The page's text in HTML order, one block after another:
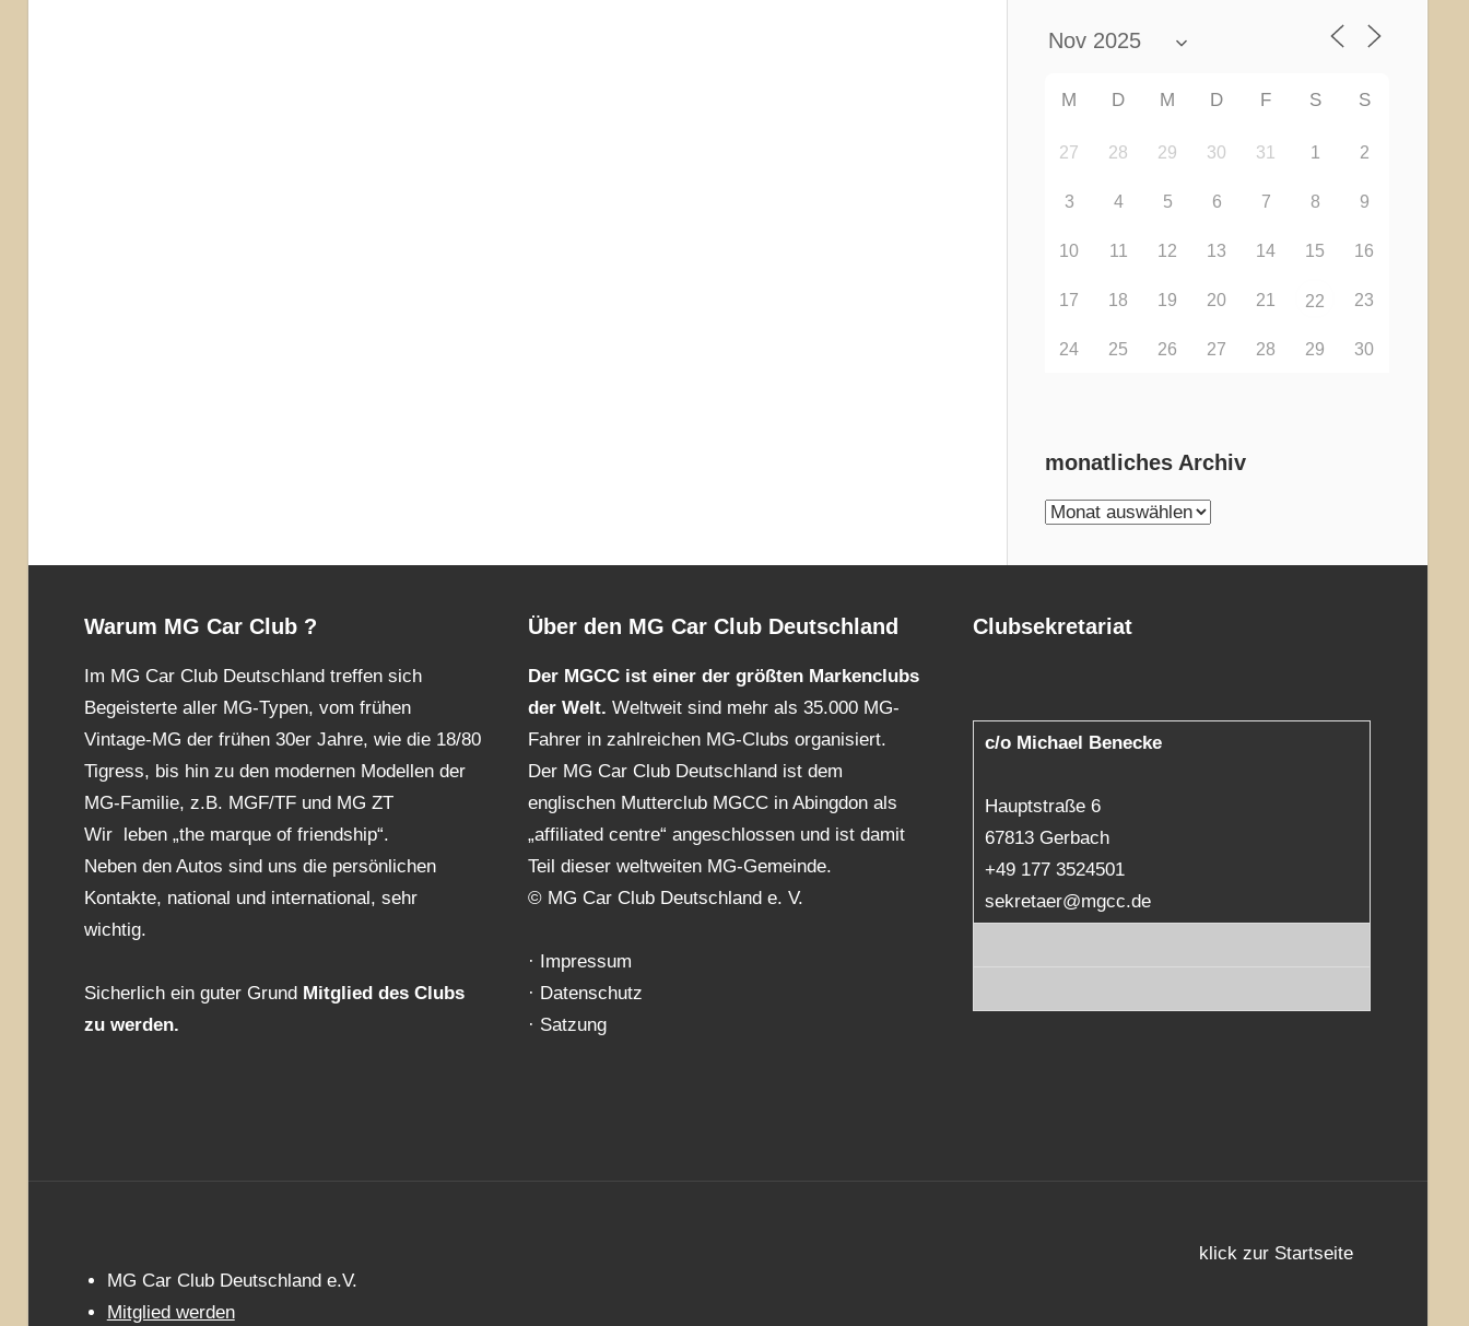
M D M D F S S
27 28 29 30 31 1 2
3 4 5 6 7 8 9
10 11 12 13 14 15 16
17 18 19 20 21 22 23
24 25 26 27 28 29 30
monatliches Archiv
monatliches
Warum MG Car Club ?
Im MG Car Club Deutschland treffen sich
Begeisterte aller MG-Typen, vom frühen
Vintage-MG der frühen 30er Jahre, wie die 18/80
Tigress, bis hin zu den modernen Modellen der
MG-Familie, z.B. MGF/TF und MG ZT
Wir leben „the marque of friendship“.
Neben den Autos sind uns die persönlichen
Kontakte, national und international, sehr
wichtig.
Sicherlich ein guter Grund Mitglied des Clubs
zu werden.
Über den MG Car Club Deutschland
Der MGCC ist einer der größten Markenclubs
der Welt.Weltweit sind mehr als 35.000 MG-
Fahrer in zahlreichen MG-Clubs organisiert.
Der MG Car Club Deutschland ist dem
englischen Mutterclub MGCC in Abingdon als
„affiliated centre“ angeschlossen und ist damit
Teil dieser weltweiten MG-Gemeinde.
© MG Car Club Deutschland e. V.
· Impressum
· Datenschutz
· Satzung
Clubsekretariat
c/o Michael Benecke
Hauptstraße 6
67813 Gerbach
+49 177 3524501
sekretaer@mgcc.de
klick zur Startseite
MG Car Club Deutschland e.V.
Mitglied werden